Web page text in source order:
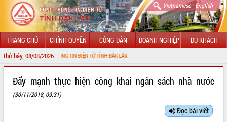
Vietnamese| English
TRANG CHỦ CHÍNH QUYỀN CÔNG DÂN DOANH NGHIỆP DU KHÁCH
Thứ bảy, 08/08/2026
ĐẾN VỚI CỔNG THÔNG TIN ĐIỆN TỬ TỈNH ĐẮK LẮK
LÃNH ĐẠO UBND TỈNH
Đẩy mạnh thực hiện công khai ngân sách nhà nước
(30/11/2018, 09:31)
Đọc bài viết